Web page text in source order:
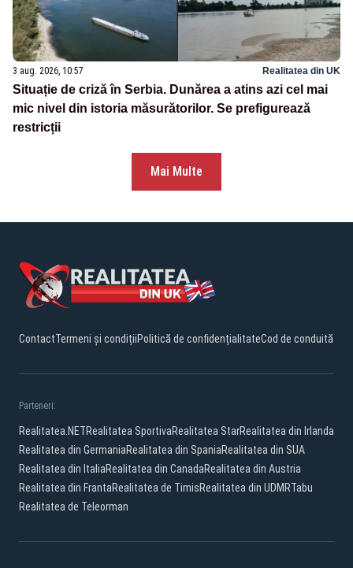
3 aug. 2026, 10:57 Realitatea din UK
Situație de criză în Serbia. Dunărea a atins azi cel mai
mic nivel din istoria măsurătorilor. Se prefigurează
restricții
Mai Multe
ContactTermeni și condițiiPolitică de confidențialitateCod de conduită
Parteneri:
Realitatea.NETRealitatea SportivaRealitatea StarRealitatea din Irlanda
Realitatea din GermaniaRealitatea din SpaniaRealitatea din SUA
Realitatea din ItaliaRealitatea din CanadaRealitatea din Austria
Realitatea din FrantaRealitatea de TimisRealitatea din UDMRTabu
Realitatea de Teleorman